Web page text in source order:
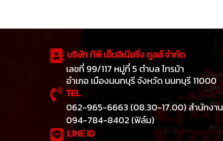
บริษัท ทีพี เอ็นจิเนียริ่ง ทูลส์ จำกัด
เลขที่ 99/117 หมู่ที่ 5 ตำบล ไทรม้า
อำเภอ เมืองนนทบุรี จังหวัด นนทบุรี 11000
TEL
062-965-6663 (08.30-17.00) สำนักงาน
094-784-8402 (ฟิล์ม)
LINE ID